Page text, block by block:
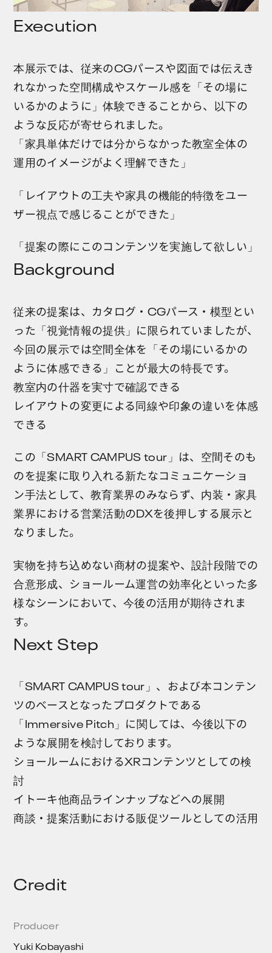
Execution
本展示では、従来のCGパースや図面では伝えき
れなかった空間構成やスケール感を「その場に
いるかのように」体験できることから、以下の
ような反応が寄せられました。
「家具単体だけでは分からなかった教室全体の
運用のイメージがよく理解できた」
「レイアウトの工夫や家具の機能的特徴をユー
ザー視点で感じることができた」
「提案の際にこのコンテンツを実施して欲しい」
Background
従来の提案は、カタログ・CGパース・模型とい
った「視覚情報の提供」に限られていましたが、
今回の展示では空間全体を「その場にいるかの
ように体感できる」ことが最大の特長です。
教室内の什器を実寸で確認できる
レイアウトの変更による同線や印象の違いを体感
できる
この「SMART CAMPUS tour」は、空間そのも
のを提案に取り入れる新たなコミュニケーショ
ン手法として、教育業界のみならず、内装・家具
業界における営業活動のDXを後押しする展示と
なりました。
実物を持ち込めない商材の提案や、設計段階での
合意形成、ショールーム運営の効率化といった多
様なシーンにおいて、今後の活用が期待されま
す。
Next Step
「SMART CAMPUS tour」、および本コンテン
ツのベースとなったプロダクトである
「Immersive Pitch」に関しては、今後以下の
ような展開を検討しております。
ショールームにおけるXRコンテンツとしての検
討
イトーキ他商品ラインナップなどへの展開
商談・提案活動における販促ツールとしての活用
Credit
Producer
Yuki Kobayashi